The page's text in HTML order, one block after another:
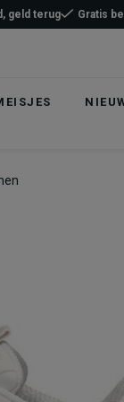
geld terug Gratis